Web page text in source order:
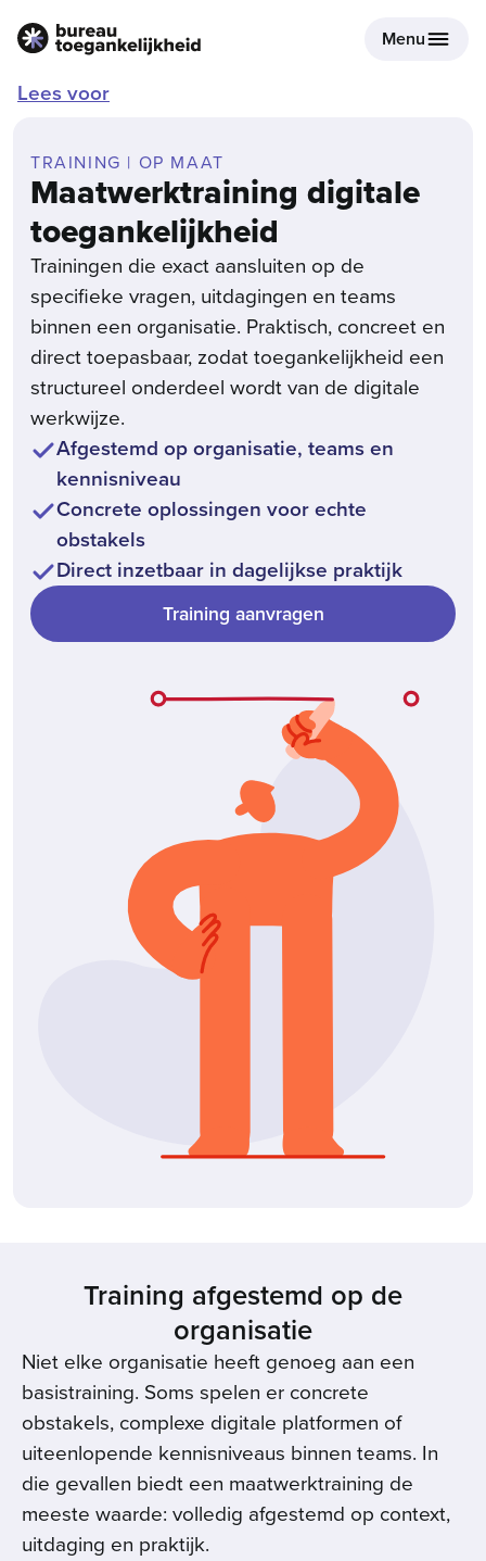
Menu
Lees voor
TRAINING | OP MAAT
Maatwerktraining digitale
toegankelijkheid
Trainingen die exact aansluiten op de
specifieke vragen, uitdagingen en teams
binnen een organisatie. Praktisch, concreet en
direct toepasbaar, zodat toegankelijkheid een
structureel onderdeel wordt van de digitale
werkwijze.
Afgestemd op organisatie, teams en
kennisniveau
Concrete oplossingen voor echte
obstakels
Direct inzetbaar in dagelijkse praktijk
Training aanvragen
Training afgestemd op de
organisatie
Niet elke organisatie heeft genoeg aan een
basistraining. Soms spelen er concrete
obstakels, complexe digitale platformen of
uiteenlopende kennisniveaus binnen teams. In
die gevallen biedt een maatwerktraining de
meeste waarde: volledig afgestemd op context,
uitdaging en praktijk.